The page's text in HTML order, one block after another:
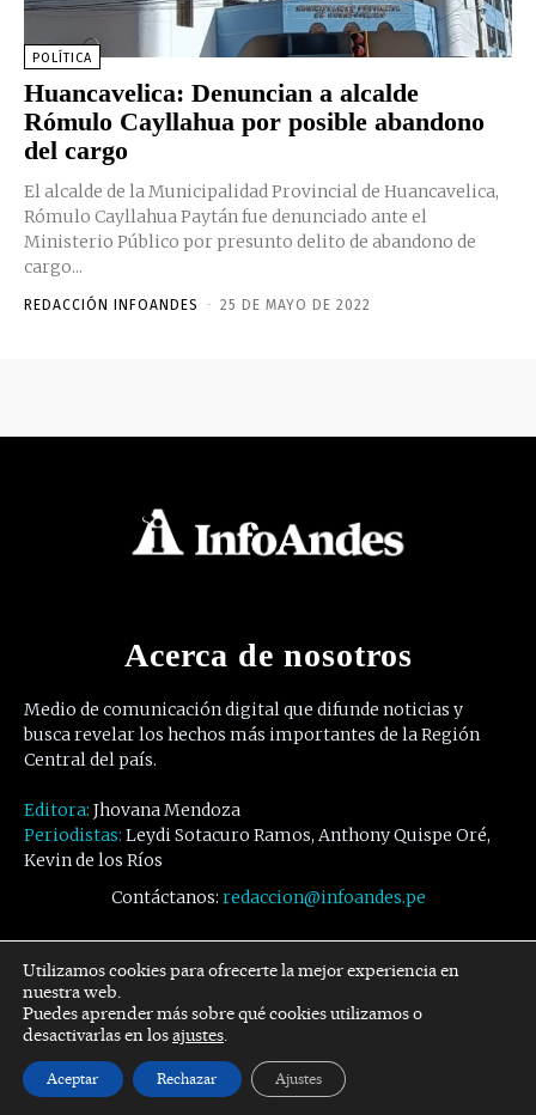
POLÍTICA
Huancavelica: Denuncian a alcalde
Rómulo Cayllahua por posible abandono
del cargo
El alcalde de la Municipalidad Provincial de Huancavelica,
Rómulo Cayllahua Paytán fue denunciado ante el
Ministerio Público por presunto delito de abandono de
cargo...
REDACCIÓN INFOANDES - 25 DE MAYO DE 2022
Acerca de nosotros
Medio de comunicación digital que difunde noticias y
busca revelar los hechos más importantes de la Región
Central del país.
Editora: Jhovana Mendoza
Periodistas: Leydi Sotacuro Ramos, Anthony Quispe Oré,
Kevin de los Ríos
Contáctanos: redaccion@infoandes.pe
Síguenos
Facebook Twitter Youtube
Utilizamos cookies para ofrecerte la mejor experiencia en
nuestra web.
Puedes aprender más sobre qué cookies utilizamos o
desactivarlas en losajustes.
Aceptar Rechazar Ajustes